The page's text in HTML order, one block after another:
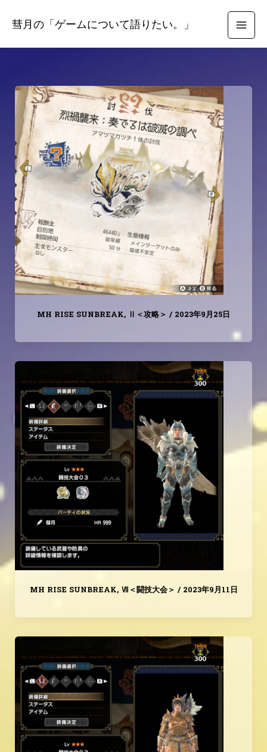
彗月の「ゲームについて語りたい。」
MH RISE SUNBREAK, Ⅱ＜攻略＞ / 2023年9月25日
MH RISE SUNBREAK, Ⅶ＜闘技大会＞ / 2023年9月11日